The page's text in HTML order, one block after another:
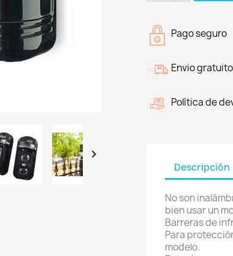

Pago seguro
Envio gratuito
Política de
Descripción
No son
bien usar un
Barreras de
Para
modelo.